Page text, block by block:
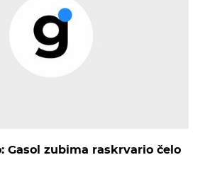
Gasol zubima raskrvario čelo